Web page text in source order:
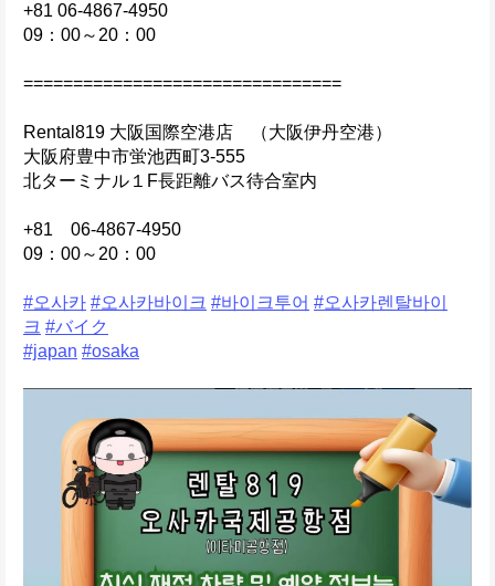
+81 06-4867-4950
09：00～20：00
================================
Rental819 大阪国際空港店　（大阪伊丹空港）
大阪府豊中市蛍池西町3-555
北ターミナル１F長距離バス待合室内
+81　06-4867-4950
09：00～20：00
#오사카 #오사카바이크 #바이크투어 #오사카렌탈바이
크 #バイク
#japan #osaka